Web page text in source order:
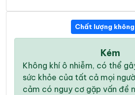
Chất lượng
Kém
Không khí ô nhiễm, có thể
sức khỏe của tất cả mọi
cảm có nguy cơ gặp vấn đề